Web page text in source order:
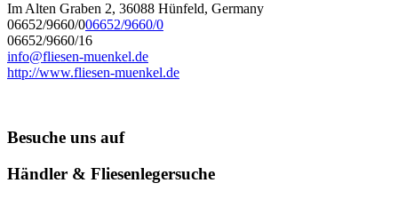
Im Alten Graben 2, 36088 Hünfeld, Germany
06652/9660/006652/9660/0
06652/9660/16
info@fliesen-muenkel.de
http://www.fliesen-muenkel.de
Besuche uns auf
Händler & Fliesenlegersuche